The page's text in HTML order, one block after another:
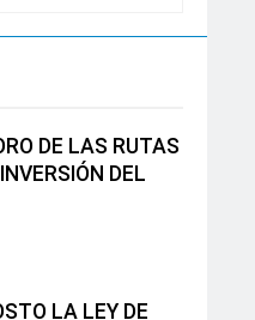
DE LAS RUTAS
DEL
LA LEY DE